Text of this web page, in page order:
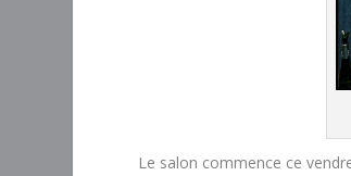
Le salon commence ce